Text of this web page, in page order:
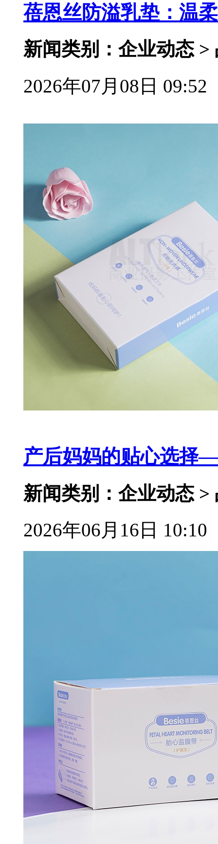
蓓恩丝防溢乳垫：温
新闻类别：企业动态 >
2026年07月08日 09:52
产后妈妈的贴心选择
新闻类别：企业动态 >
2026年06月16日 10:10